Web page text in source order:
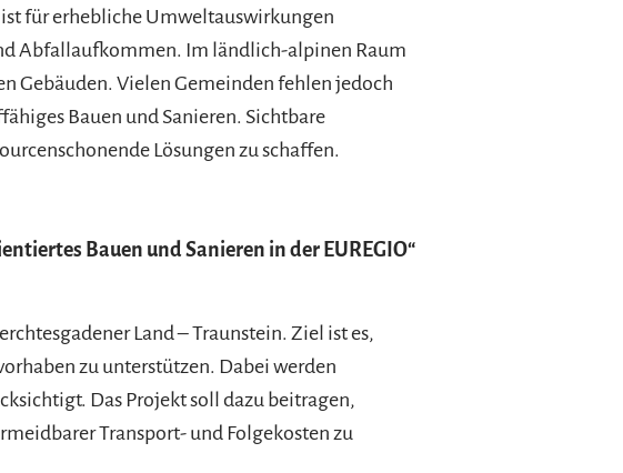
ist für erhebliche Umweltauswirkungen
Abfallaufkommen. Im ländlich-alpinen Raum
Gebäuden. Vielen Gemeinden fehlen jedoch
Bauen und Sanieren. Sichtbare
Lösungen zu schaffen.
Bauen und Sanieren in der EUREGIO“
Land – Traunstein. Ziel ist es,
zu unterstützen. Dabei werden
Das Projekt soll dazu beitragen,
Transport- und Folgekosten zu